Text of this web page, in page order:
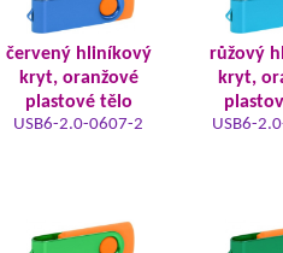
červený hliníkový
kryt, oranžové
plastové tělo
USB6-2.0-0607-2
růžový
kryt,
USB6-